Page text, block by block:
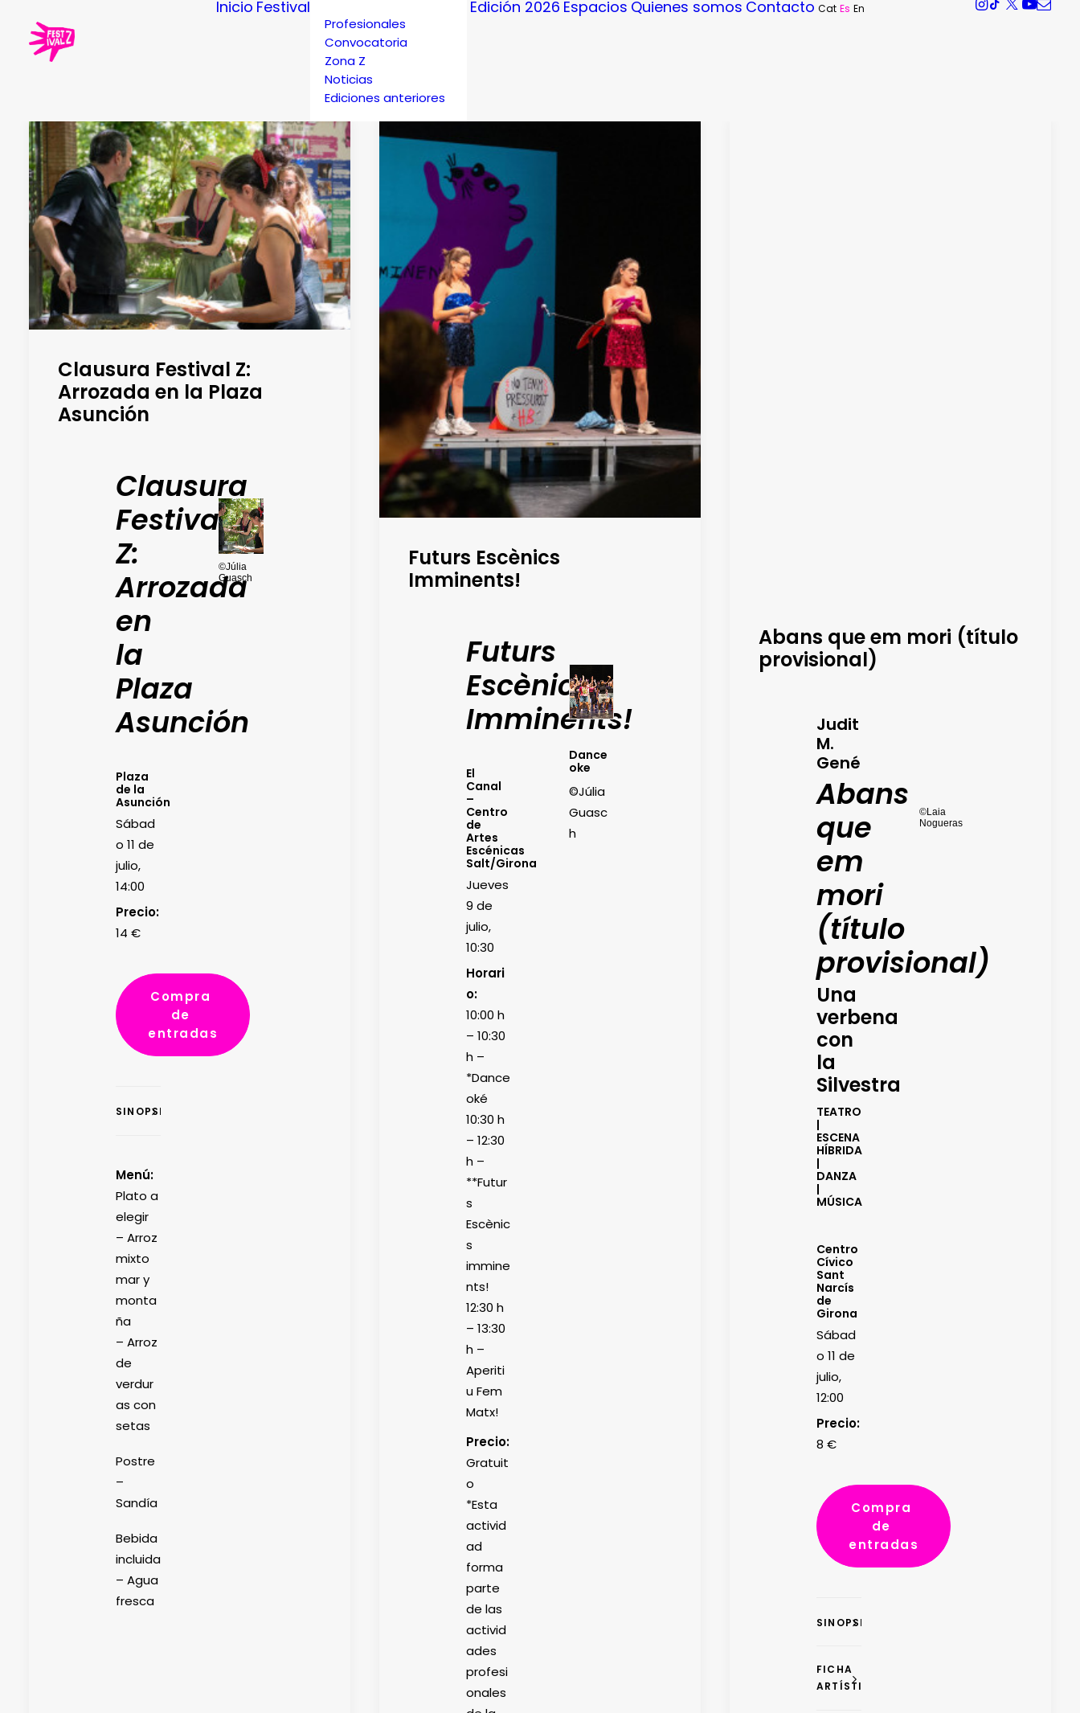
Inicio Festival
Profesionales
Convocatoria
Zona Z
Noticias
Ediciones anteriores
Edición 2026 Espacios Quienes somos Contacto Cat Es En
Clausura Festival Z:
Arrozada en la Plaza
Asunción
Clausura
Festival
Z:
Arrozada
en
la
Plaza
Asunción
Plaza
de la
Asunción
Sábad
o 11 de
julio,
14:00
Precio:
14 €
Compra
de
entradas
SINOPSIS
Menú:
Plato a
elegir
– Arroz
mixto
mar y
monta
ña
– Arroz
de
verdur
as con
setas
Postre
–
Sandía
Bebida
incluida
– Agua
fresca
©Júlia
Guasch
Futurs Escènics
Imminents!
Futurs
Escènics
Imminents!
El
Canal
–
Centro
de
Artes
Escénicas
Salt/Girona
Jueves
9 de
julio,
10:30
Horari
o:
10:00 h
– 10:30
h –
*Dance
oké
10:30 h
– 12:30
h –
**Futur
s
Escènic
s
immine
nts!
12:30 h
– 13:30
h –
Aperiti
u Fem
Matx!
Precio:
Gratuit
o
*Esta
activid
ad
forma
parte
de las
activid
ades
profesi
onales
Dance
oke
©Júlia
Guasc
h
Abans que em mori (título
provisional)
Judit
M.
Gené
Abans
que
em
mori
(título
provisional)
Una
verbena
con
la
Silvestra
TEATRO
|
ESCENA
HÍBRIDA
|
DANZA
|
MÚSICA
Centro
Cívico
Sant
Narcís
de
Girona
Sábad
o 11 de
julio,
12:00
Precio:
8 €
Compra
de
entradas
SINOPSIS
FICHA
ARTÍSTICA
©Laia
Nogueras